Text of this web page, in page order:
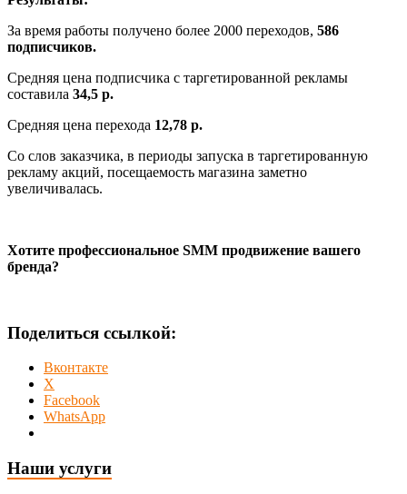
За время работы получено более 2000 переходов, 586
подписчиков.
Средняя цена подписчика с таргетированной рекламы
составила 34,5 р.
Средняя цена перехода 12,78 р.
Со слов заказчика, в периоды запуска в таргетированную
рекламу акций, посещаемость магазина заметно
увеличивалась.
Хотите профессиональное SMM продвижение вашего
бренда?
Поделиться ссылкой:
Вконтакте
X
Facebook
WhatsApp
Наши услуги